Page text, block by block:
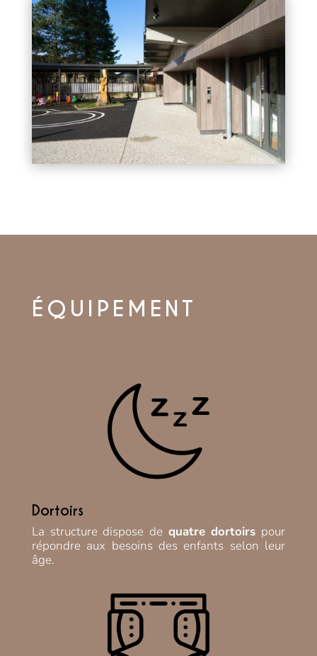
ÉQUIPEMENT
Dortoirs
La structure dispose de quatre dortoirs pour
répondre aux besoins des enfants selon leur
âge.